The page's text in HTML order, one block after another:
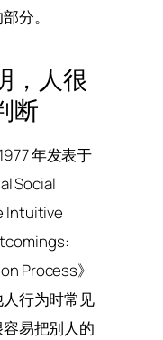
分。
，人很
断
年发表于
Social
Intuitive
Process》
行为时常见
易把别人的